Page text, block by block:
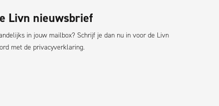
Livn nieuwsbrief
in jouw mailbox? Schrijf je dan nu in voor de Livn
met de privacyverklaring.